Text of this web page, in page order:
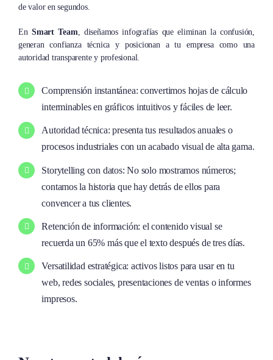
de valor en segundos.
EnSmart Team, diseñamos infografías que eliminan la confusión,
generan confianza técnica y posicionan a tu empresa como una
autoridad transparente y profesional.
Comprensión instantánea: convertimos hojas de cálculo
interminables en gráficos intuitivos y fáciles de leer.
Autoridad técnica: presenta tus resultados anuales o
procesos industriales con un acabado visual de alta gama.
Storytelling con datos: No solo mostramos números;
contamos la historia que hay detrás de ellos para
convencer a tus clientes.
Retención de información: el contenido visual se
recuerda un 65% más que el texto después de tres días.
Versatilidad estratégica: activos listos para usar en tu
web, redes sociales, presentaciones de ventas o informes
impresos.